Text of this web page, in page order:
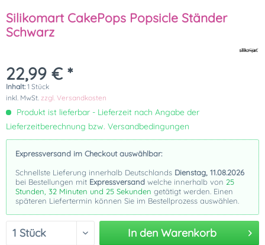
Silikomart CakePops Popsicle Ständer
Schwarz
22,99 € *
Inhalt: 1 Stück
inkl. MwSt. zzgl. Versandkosten
Produkt ist lieferbar - Lieferzeit nach Angabe der
Lieferzeitberechnung bzw. Versandbedingungen
Expressversand im Checkout auswählbar:
Schnellste Lieferung innerhalb Deutschlands Dienstag, 11.08.2026
bei Bestellungen mit Expressversand welche innerhalb von 25
Stunden, 32 Minuten und 25 Sekunden getätigt werden. Einen
späteren Liefertermin können Sie im Bestellprozess auswählen.
In den Warenkorb